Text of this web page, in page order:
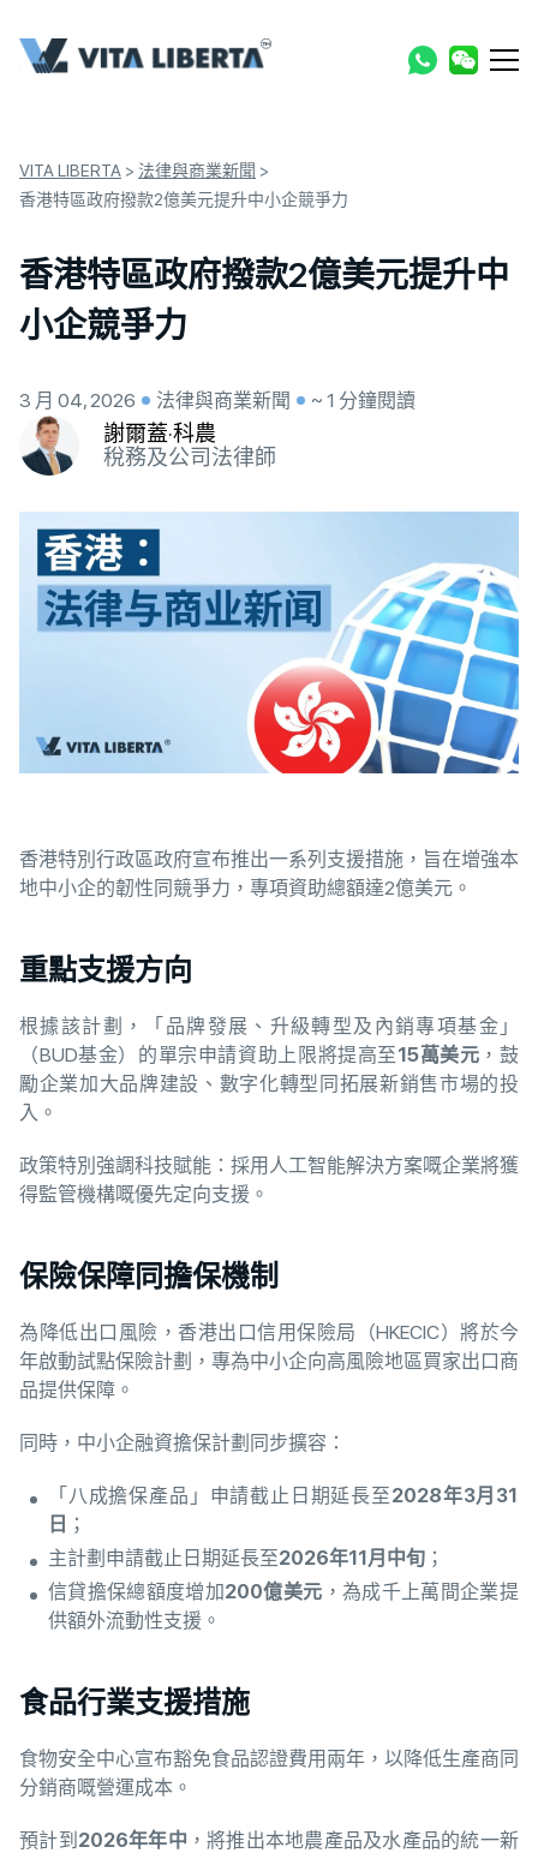
VITA LIBERTA > 法律與商業新聞 >
香港特區政府撥款2億美元提升中小企競爭力
香港特區政府撥款2億美元提升中
小企競爭力
3 月 04, 2026 法律與商業新聞 ~ 1 分鐘閱讀
謝爾蓋·科農
稅務及公司法律師
香港特別行政區政府宣布推出一系列支援措施，旨在增強本
地中小企的韌性同競爭力，專項資助總額達2億美元。
重點支援方向
根據該計劃，「品牌發展、升級轉型及內銷專項基金」
（BUD基金）的單宗申請資助上限將提高至15萬美元 ，鼓
勵企業加大品牌建設、數字化轉型同拓展新銷售市場的投
入。
政策特別強調科技賦能：採用人工智能解決方案嘅企業將獲
得監管機構嘅優先定向支援。
保險保障同擔保機制
為降低出口風險，香港出口信用保險局（HKECIC）將於今
年啟動試點保險計劃，專為中小企向高風險地區買家出口商
品提供保障。
同時，中小企融資擔保計劃同步擴容：
「八成擔保產品」申請截止日期延長至2028年3月31
日 ；
主計劃申請截止日期延長至2026年11月中旬 ；
信貸擔保總額度增加200億美元 ，為成千上萬間企業提
供額外流動性支援。
食品行業支援措施
食物安全中心宣布豁免食品認證費用兩年，以降低生產商同
分銷商嘅營運成本。
預計到 2026年年中 ，將推出本地農產品及水產品的統一新